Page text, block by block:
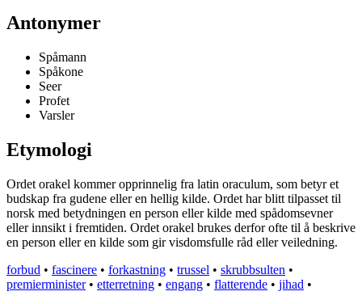
Antonymer
Spåmann
Spåkone
Seer
Profet
Varsler
Etymologi
Ordet orakel kommer opprinnelig fra latin oraculum, som betyr et
budskap fra gudene eller en hellig kilde. Ordet har blitt tilpasset til
norsk med betydningen en person eller kilde med spådomsevner
eller innsikt i fremtiden. Ordet orakel brukes derfor ofte til å beskrive
en person eller en kilde som gir visdomsfulle råd eller veiledning.
forbud • fascinere • forkastning • trussel • skrubbsulten •
premierminister• etterretning • engang • flatterende • jihad •